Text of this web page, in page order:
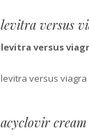
levitra versus
levitra versus
levitra versus viagra
acyclovir